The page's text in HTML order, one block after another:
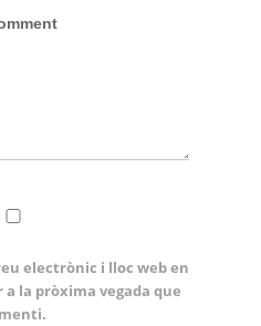
electrònic i lloc web en
la pròxima vegada que